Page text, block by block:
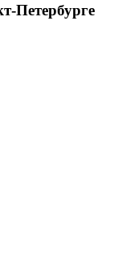
Петербурге